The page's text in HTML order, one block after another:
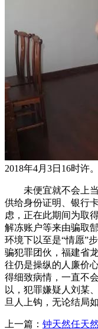
2018年4月3日16时许
未便宜就不会上当
供给身份证明、银行
虑，正在此期间为取
解冻账户等来由骗取
环境下以至是“情愿”
骗犯罪团伙，福建省
往仍是操纵的人廉价
得细致病情，一直不
以，犯罪嫌疑人刘某
旦人上钩，无论结局
上一篇： 钟天然任天